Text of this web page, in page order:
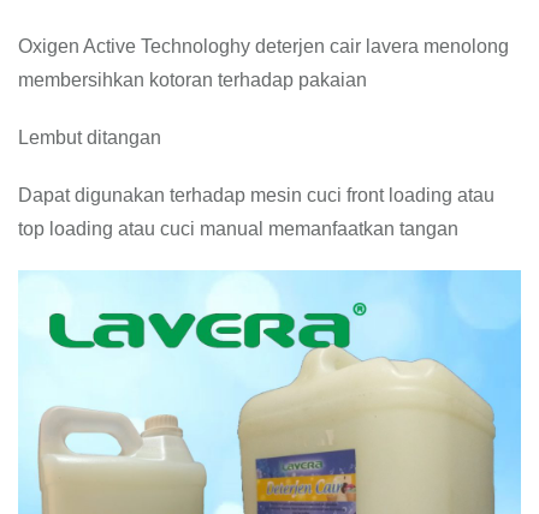
Oxigen Active Technologhy deterjen cair lavera menolong
membersihkan kotoran terhadap pakaian
Lembut ditangan
Dapat digunakan terhadap mesin cuci front loading atau
top loading atau cuci manual memanfaatkan tangan